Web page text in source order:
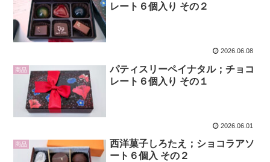
レート６個入り その２
2026.06.08
商品
パティスリーペイナタル；チョコ
レート６個入り その１
2026.06.01
商品
西洋菓子しろたえ；ショコラアソ
ート６個入 その２